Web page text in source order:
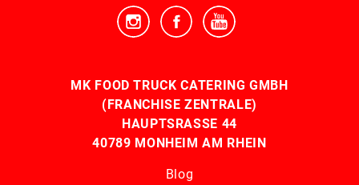
MK FOOD TRUCK CATERING GMBH
(FRANCHISE ZENTRALE)
HAUPTSRASSE 44
40789 MONHEIM AM RHEIN
Blog